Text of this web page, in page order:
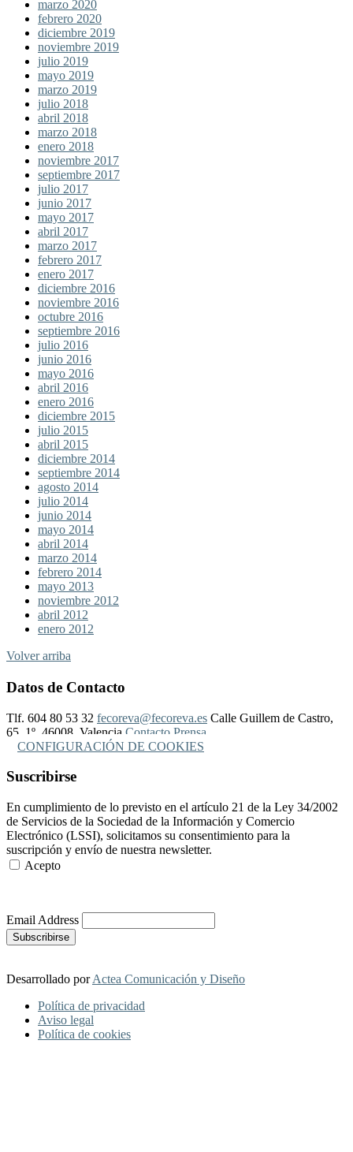
marzo 2020
febrero 2020
diciembre 2019
noviembre 2019
julio 2019
mayo 2019
marzo 2019
julio 2018
abril 2018
marzo 2018
enero 2018
noviembre 2017
septiembre 2017
julio 2017
junio 2017
mayo 2017
abril 2017
marzo 2017
febrero 2017
enero 2017
diciembre 2016
noviembre 2016
octubre 2016
septiembre 2016
julio 2016
junio 2016
mayo 2016
abril 2016
enero 2016
diciembre 2015
julio 2015
abril 2015
diciembre 2014
septiembre 2014
agosto 2014
julio 2014
junio 2014
mayo 2014
abril 2014
marzo 2014
febrero 2014
mayo 2013
noviembre 2012
abril 2012
enero 2012
Volver arriba
Datos de Contacto
Tlf. 604 80 53 32 fecoreva@fecoreva.es Calle Guillem de Castro,
65, 1º, 46008, Valencia Contacto Prensa
CONFIGURACIÓN DE COOKIES
Suscribirse
En cumplimiento de lo previsto en el artículo 21 de la Ley 34/2002
de Servicios de la Sociedad de la Información y Comercio
Electrónico (LSSI), solicitamos su consentimiento para la
suscripción y envío de nuestra newsletter.
Acepto
Email Address
Desarrollado porActea Comunicación y Diseño
Política de privacidad
Aviso legal
Política de cookies